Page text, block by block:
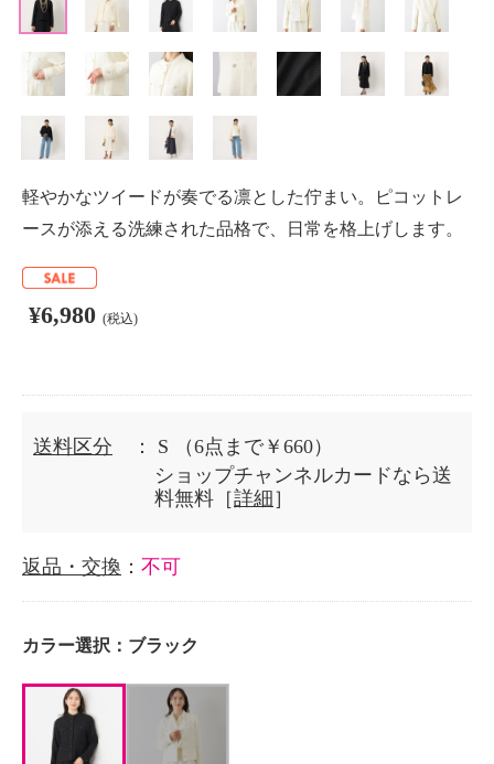
軽やかなツイードが奏でる凛とした佇まい。ピコットレ
ースが添える洗練された品格で、日常を格上げします。
¥6,980 (税込)
送料区分 ： S
（6点まで￥660）
ショップチャンネルカードなら送
料無料［詳細 ］
返品・交換 ： 不可
カラー選択： ブラック